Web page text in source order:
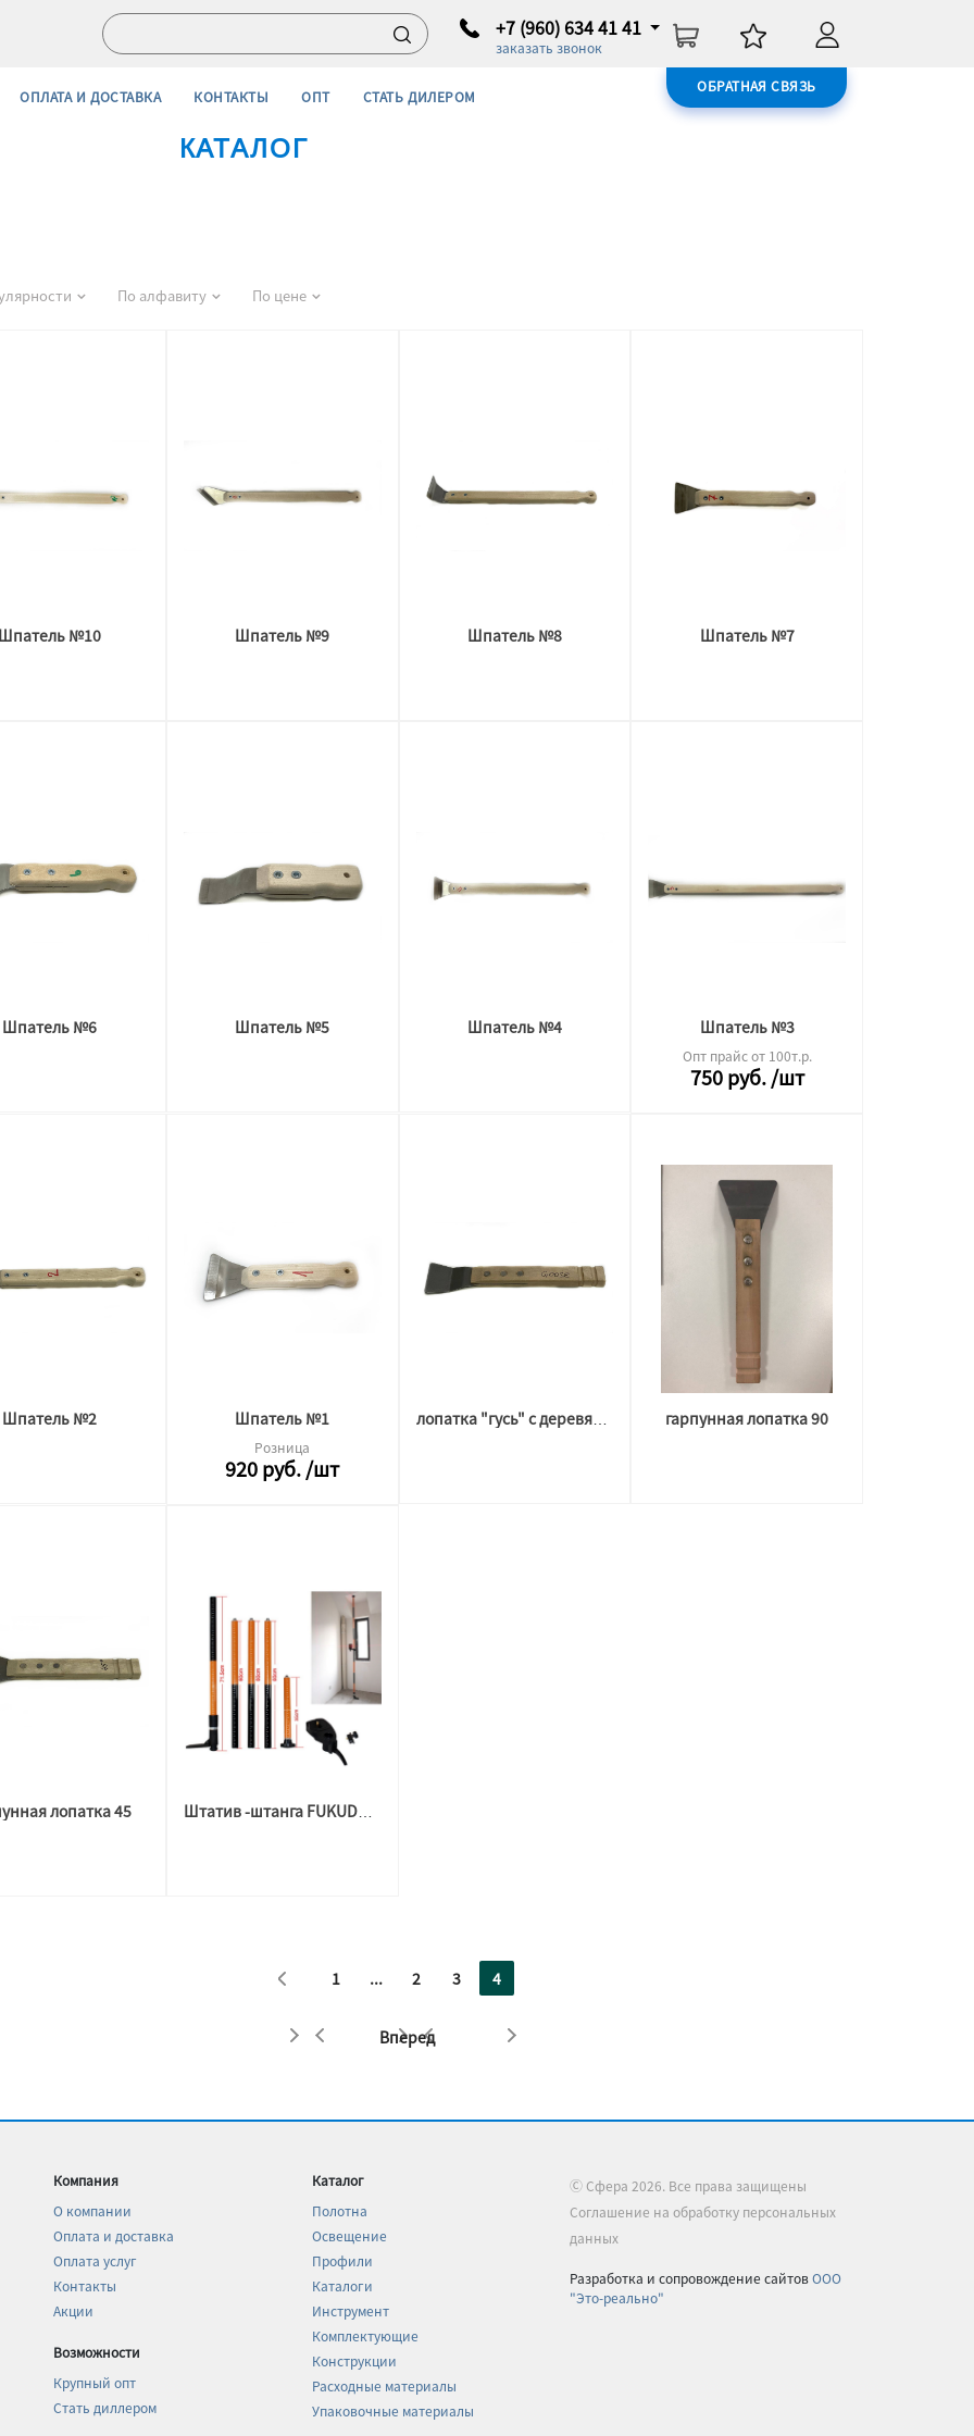
+7 (960) 634 41 41
заказать звонок
ОБРАТНАЯ СВЯЗЬ
ОПЛАТА И ДОСТАВКА КОНТАКТЫ ОПТ СТАТЬ ДИЛЕРОМ
КАТАЛОГ
По алфавиту По цене
№10 Шпатель №9 Шпатель №8 Шпатель №7
Шпатель №6 Шпатель №5 Шпатель №4 Шпатель №3
Опт прайс от 100т.р.
750 руб. /шт
Шпатель №2 Шпатель №1
Розница
920руб./шт
лопатка "гусь" с деревянной ручкой гарпунная лопатка 90
лопатка 45 Штатив -штанга FUKUDA 19960101 с резьбой
1 ... 2 3 4
Вперед
Компания
О компании
Оплата и доставка
Оплата услуг
Контакты
Акции
Возможности
Крупный опт
Стать диллером
Каталог
Полотна
Освещение
Профили
Каталоги
Инструмент
Комплектующие
Конструкции
Расходные материалы
Упаковочные материалы
Ⓒ Сфера 2026. Все права защищены
Соглашение на обработку персональных
данных
Разработка и сопровождение сайтовООО
"Это-реально"